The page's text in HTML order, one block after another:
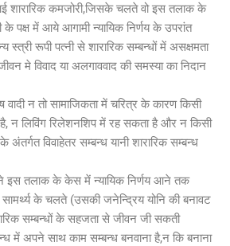
शारारिक कमजोरी,जिसके चलते वो इस तलाक के
के पक्ष में आये आगामी न्यायिक निर्णय के उपरांत
रूपी पत्नी से शारारिक सम्बन्धों में असक्षमता
मे विवाद या अलगाववाद की समस्या का निदान
न तो सामाजिकता में चरित्र के कारण किसी
न लिविंग रिलेशनशिप में रह सकता है और न किसी
अंतर्गत विवाहेतर सम्बन्ध यानी शारारिक सम्बन्ध
इस तलाक के केस में न्यायिक निर्णय आने तक
सामर्थ्य के चलते (उसकी जनेन्द्रिय योनि की बनावट
सम्बन्धों के सहजता से जीवन जी सकती
में अपने साथ काम सम्बन्ध बनवाना है,न कि बनाना